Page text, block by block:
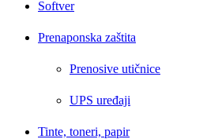
Softver
Prenaponska zaštita
Prenosive utičnice
UPS uređaji
Tinte, toneri, papir